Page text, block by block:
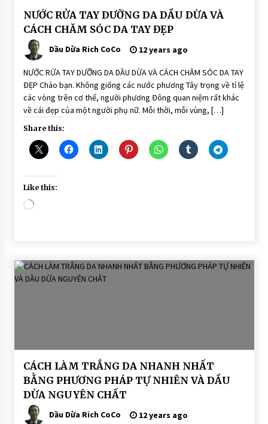
BÀI
VIẾT
NƯỚC RỬA TAY DƯỠNG DA DẦU DỪA VÀ
CÁCH CHĂM SÓC DA TAY ĐẸP
Dầu Dừa Rich CoCo 12 years ago
NƯỚC RỬA TAY DƯỠNG DA DẦU DỪA VÀ CÁCH CHĂM SÓC DA TAY
ĐẸP Chào bạn. Không giống các nước phương Tây trọng về tỉ lệ
các vòng trên cơ thể, người phương Đông quan niệm rất khác
về cái đẹp của một người phụ nữ. Mỗi thời, mỗi vùng, […]
Share this:
Like this:
Loading…
BÀI
VIẾT
DẦU
DỪA
DƯỠNG
DA
CÁCH LÀM TRẮNG DA NHANH NHẤT
BẰNG PHƯƠNG PHÁP TỰ NHIÊN VÀ DẦU
DỪA NGUYÊN CHẤT
Dầu Dừa Rich CoCo 12 years ago